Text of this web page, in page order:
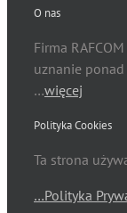
O nas
Firma
uznanie
…więcej
Polityka Cookies
Ta strona
…Polityka